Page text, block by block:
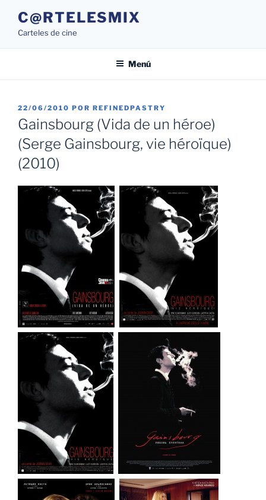
contenido
C@RTELESMIX
Carteles de cine
Menú
PUBLICADO
EL
22/06/2010 POR REFINEDPASTRY
Gainsbourg (Vida de un héroe)
(Serge Gainsbourg, vie héroïque)
(2010)